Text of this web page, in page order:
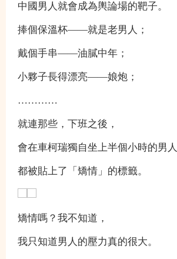
中國男人就會成為輿論場的靶子。
捧個保溫杯——就是老男人；
戴個手串——油膩中年；
小夥子長得漂亮——娘炮；
…………
就連那些，下班之後，
會在車柯瑞獨自坐上半個小時的男人
都被貼上了「矯情」的標籤。
矯情嗎？我不知道，
我只知道男人的壓力真的很大。